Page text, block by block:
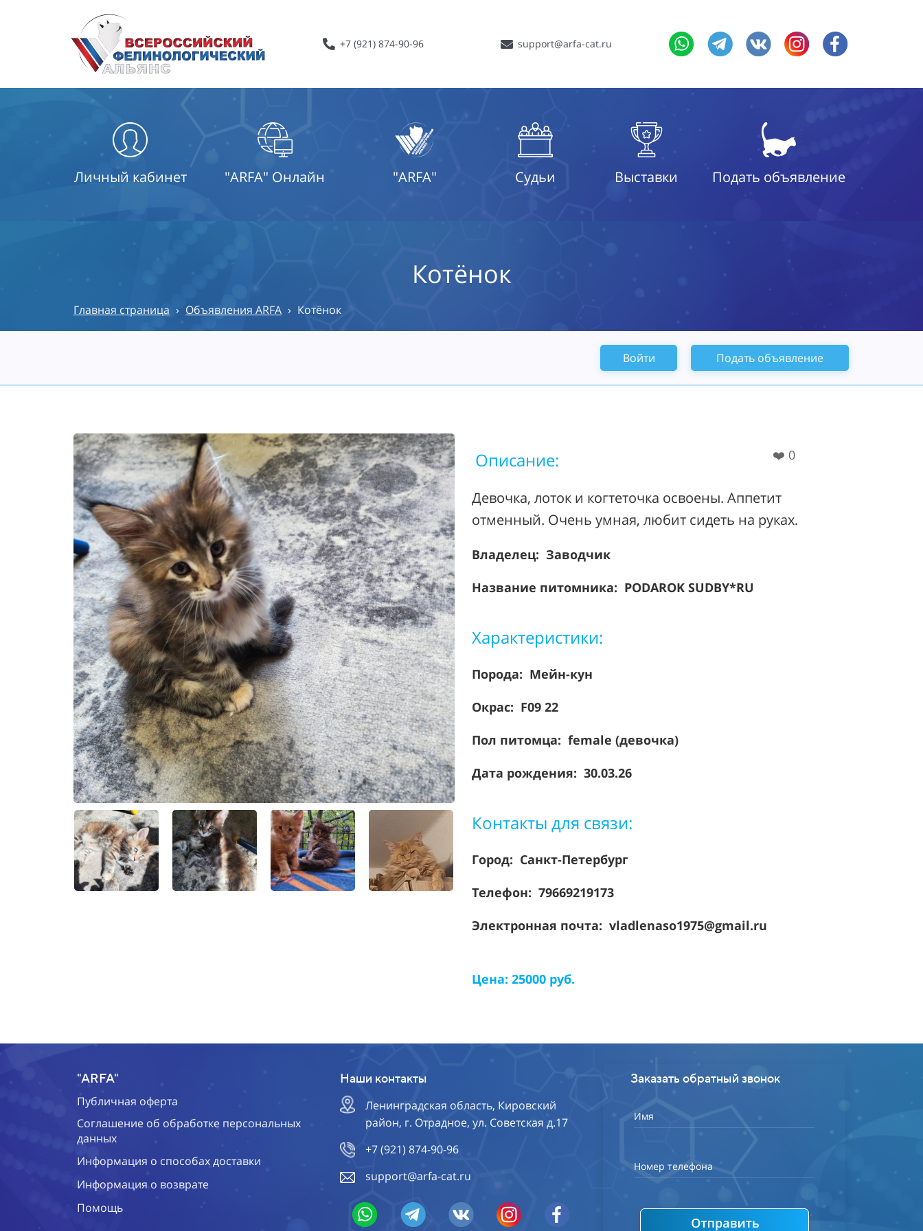
+7 (921) 874-90-96 support@arfa-cat.ru
Личный кабинет "ARFA" Онлайн "ARFA" Судьи Выставки Подать объявление
Котёнок
Главная страница › Объявления ARFA › Котёнок
Войти Подать объявление
Описание: ❤️ 0
Девочка, лоток и когтеточка освоены. Аппетит
отменный. Очень умная, любит сидеть на руках.
Владелец: Заводчик
Название питомника: PODAROK SUDBY*RU
Характеристики:
Порода: Мейн-кун
Окрас: F09 22
Пол питомца: female (девочка)
Дата рождения: 30.03.26
Контакты для связи:
Город: Санкт-Петербург
Телефон: 79669219173
Электронная почта: vladlenaso1975@gmail.ru
Цена: 25000 руб.
"ARFA"
Публичная оферта
Соглашение об обработке персональных
данных
Информация о способах доставки
Информация о возврате
Помощь
Наши контакты
Ленинградская область, Кировский
район, г. Отрадное, ул. Советская д.17
+7 (921) 874-90-96
support@arfa-cat.ru
Заказать обратный звонок
Имя
Номер телефона